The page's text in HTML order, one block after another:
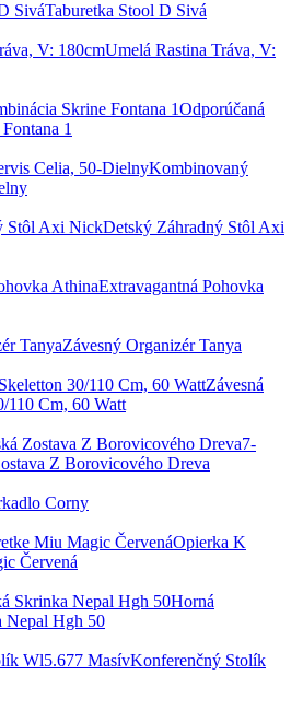
Taburetka Stool D Sivá
Umelá Rastina Tráva, V:
Odporúčaná
1
Kombinovaný
Detský Záhradný Stôl Axi
Extravagantná Pohovka
Závesný Organizér Tanya
Závesná
110 Cm, 60 Watt
7-
Z Borovicového Dreva
Corny
Opierka K
Červená
Horná
Nepal Hgh 50
Konferenčný Stolík